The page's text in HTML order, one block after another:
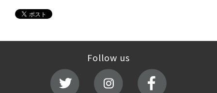
Follow us